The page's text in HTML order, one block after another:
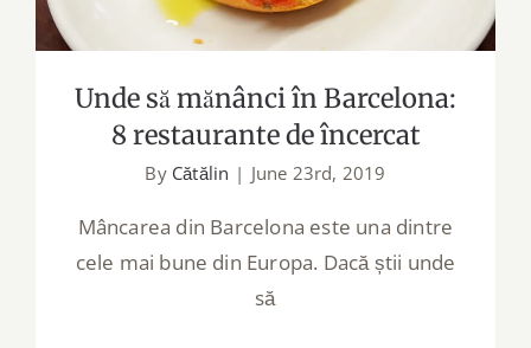
Unde să mănânci în Barcelona:
8 restaurante de încercat
By Cătălin | June 23rd, 2019
Mâncarea din Barcelona este una dintre
cele mai bune din Europa. Dacă știi unde
să